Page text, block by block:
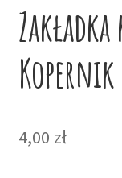
Kopernik
4,00 zł